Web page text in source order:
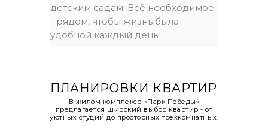
детским садам. Всё необходимое
- рядом, чтобы жизнь была
удобной каждый день.
ПЛАНИРОВКИ КВАРТИР
В жилом комплексе «Парк Победы»
предлагается широкий выбор квартир - от
уютных студий до просторных трёхкомнатных.